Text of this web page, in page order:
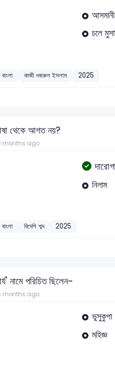
আসমানী
চলে
বাংলা কাজী নজরুল ইসলাম 2025
থেকে আগত নয়?
months ago
নিলাম
বাংলা বিদেশি শব্দ 2025
নামে পরিচিত ছিলেন-
months ago
ভুসুকুপা
মহিজ্ঞ